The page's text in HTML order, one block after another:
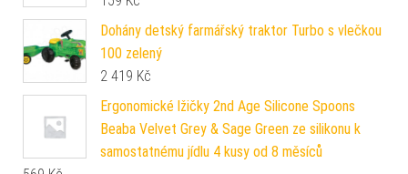
Dohány detský farmářský traktor Turbo s vlečkou
100 zelený
2 419 Kč
Ergonomické lžičky 2nd Age Silicone Spoons
Beaba Velvet Grey & Sage Green ze silikonu k
samostatnému jídlu 4 kusy od 8 měsíců